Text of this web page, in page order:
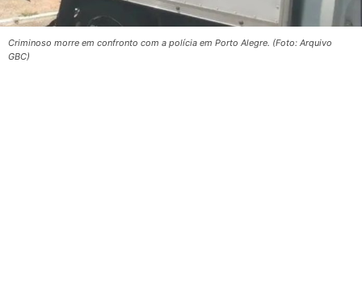
Criminoso morre em confronto com a polícia em Porto Alegre. (Foto: Arquivo
GBC)